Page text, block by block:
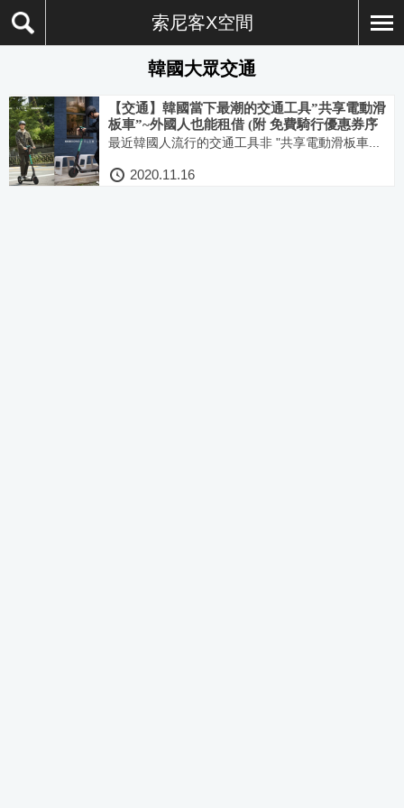
索尼客X空間
韓國大眾交通
【交通】韓國當下最潮的交通工具”共享電動滑
板車”~外國人也能租借 (附 免費騎行優惠券序
號)
最近韓國人流行的交通工具非 "共享電動滑板車...
2020.11.16